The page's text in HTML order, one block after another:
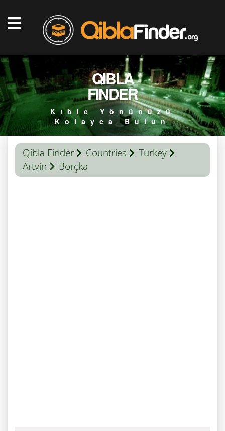
QIBLA
FINDER
Kıble Yönünüzü
Kolayca Bulun
Qibla Finder Countries
Turkey
Artvin
Borçka